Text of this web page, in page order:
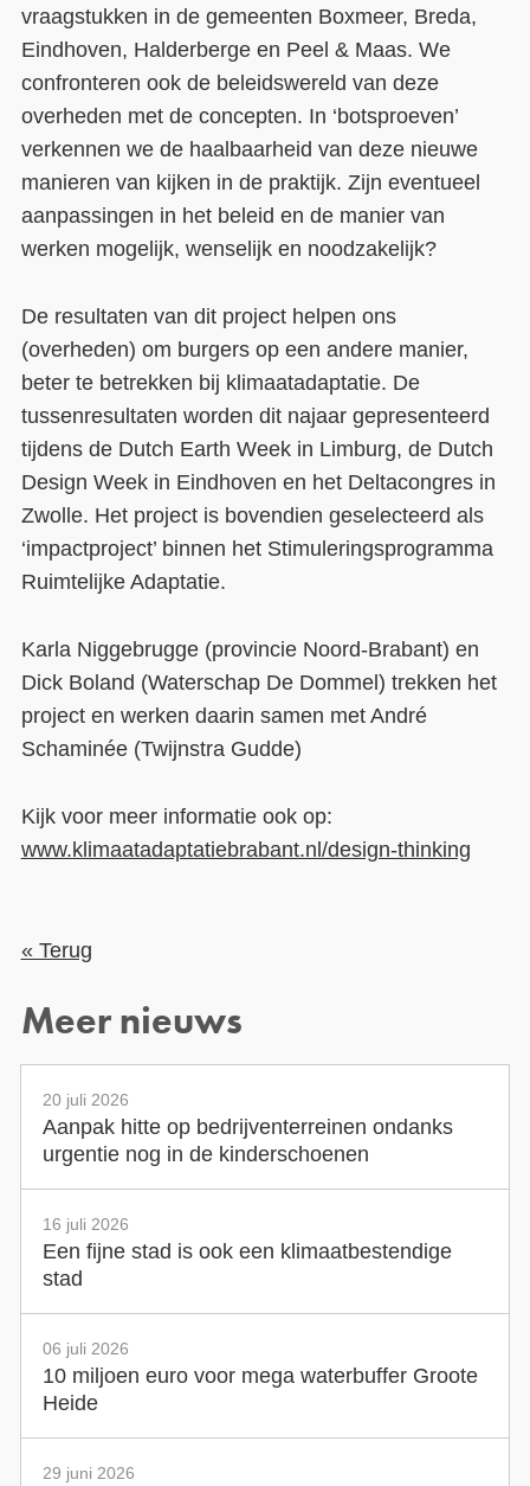
vraagstukken in de gemeenten Boxmeer, Breda,
Eindhoven, Halderberge en Peel & Maas. We
confronteren ook de beleidswereld van deze
overheden met de concepten. In ‘botsproeven’
verkennen we de haalbaarheid van deze nieuwe
manieren van kijken in de praktijk. Zijn eventueel
aanpassingen in het beleid en de manier van
werken mogelijk, wenselijk en noodzakelijk?
De resultaten van dit project helpen ons
(overheden) om burgers op een andere manier,
beter te betrekken bij klimaatadaptatie. De
tussenresultaten worden dit najaar gepresenteerd
tijdens de Dutch Earth Week in Limburg, de Dutch
Design Week in Eindhoven en het Deltacongres in
Zwolle. Het project is bovendien geselecteerd als
‘impactproject’ binnen het Stimuleringsprogramma
Ruimtelijke Adaptatie.
Karla Niggebrugge (provincie Noord-Brabant) en
Dick Boland (Waterschap De Dommel) trekken het
project en werken daarin samen met André
Schaminée (Twijnstra Gudde)
Kijk voor meer informatie ook op:
www.klimaatadaptatiebrabant.nl/design-thinking
« Terug
Meer nieuws
20 juli 2026
Aanpak hitte op bedrijventerreinen ondanks
urgentie nog in de kinderschoenen
16 juli 2026
Een fijne stad is ook een klimaatbestendige
stad
06 juli 2026
10 miljoen euro voor mega waterbuffer Groote
Heide
29 juni 2026